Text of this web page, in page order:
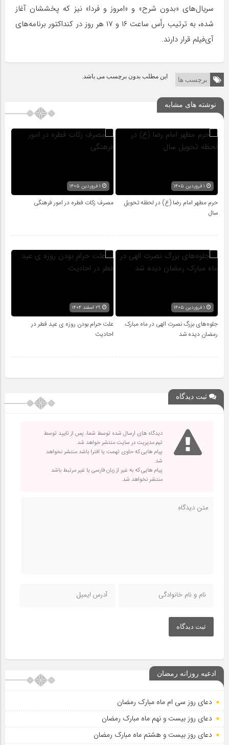
سریال‌های «بدون شرح» و «امروز و فردا» نیز که پخششان آغاز
شده، به ترتیب رأس ساعت ۱۶ و ۱۷ هر روز در کنداکتور برنامه‌های
آی‌فیلم قرار دارند.
برچسب ها این مطلب بدون برچسب می باشد.
نوشته های مشابه
حرم مطهر امام رضا (ع) در لحظه تحویل
سال
مصرف زکات فطره در امور فرهنگی
جلوه‌های بزرگ نصرت الهی در ماه مبارک
رمضان دیده شد
علت حرام بودن روزه ی عید فطر در
احادیث
ثبت دیدگاه
دیدگاه های ارسال شده توسط شما، پس از تایید توسط
تیم مدیریت در سایت منتشر خواهد شد.
پیام هایی که حاوی تهمت یا افترا باشد منتشر نخواهد
شد.
پیام هایی که به غیر از زبان فارسی یا غیر مرتبط باشد
منتشر نخواهد شد.
ثبت دیدگاه
ادعیه روزانه رمضان
دعای روز سی ام ماه مبارک رمضان
دعای روز بیست و نهم ماه مبارک رمضان
دعای روز بیست و هشتم ماه مبارک رمضان